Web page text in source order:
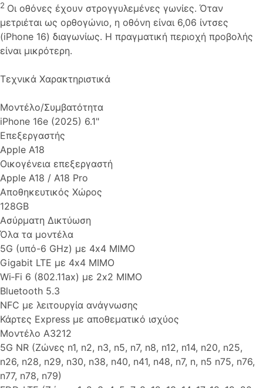
2 Οι οθόνες έχουν στρογγυλεμένες γωνίες. Όταν
μετριέται ως ορθογώνιο, η οθόνη είναι 6,06 ίντσες
(iPhone 16) διαγωνίως. Η πραγματική περιοχή προβολής
είναι μικρότερη.
Τεχνικά Χαρακτηριστικά
Μοντέλο/Συμβατότητα
iPhone 16e (2025) 6.1"
Επεξεργαστής
Apple A18
Οικογένεια επεξεργαστή
Apple A18 / A18 Pro
Αποθηκευτικός Χώρος
128GB
Ασύρματη Δικτύωση
Όλα τα μοντέλα
5G (υπό-6 GHz) με 4x4 MIMO
Gigabit LTE με 4x4 MIMO
Wi‑Fi 6 (802.11ax) με 2x2 MIMO
Bluetooth 5.3
NFC με λειτουργία ανάγνωσης
Κάρτες Express με αποθεματικό ισχύος
Μοντέλο A3212
5G NR (Ζώνες n1, n2, n3, n5, n7, n8, n12, n14, n20, n25,
n26, n28, n29, n30, n38, n40, n41, n48, n7, n, n5 n75, n76,
n77, n78, n79)